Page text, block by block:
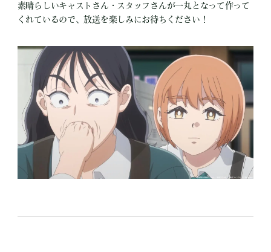
素晴らしいキャストさん・スタッフさんが一丸となって作って
くれているので、放送を楽しみにお待ちください！